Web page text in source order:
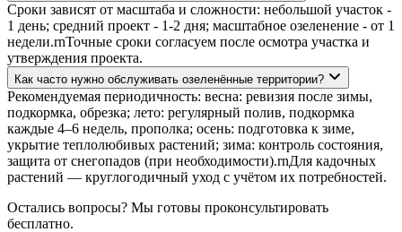
Сроки зависят от масштаба и сложности: небольшой участок -
1 день; средний проект - 1-2 дня; масштабное озеленение - от 1
недели.rnТочные сроки согласуем после осмотра участка и
утверждения проекта.
Как часто нужно обслуживать озеленённые территории?
Рекомендуемая периодичность: весна: ревизия после зимы,
подкормка, обрезка; лето: регулярный полив, подкормка
каждые 4–6 недель, прополка; осень: подготовка к зиме,
укрытие теплолюбивых растений; зима: контроль состояния,
защита от снегопадов (при необходимости).rnДля кадочных
растений — круглогодичный уход с учётом их потребностей.
Остались вопросы? Мы готовы проконсультировать
бесплатно.